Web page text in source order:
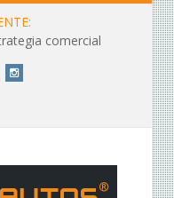
comercial
Instagram